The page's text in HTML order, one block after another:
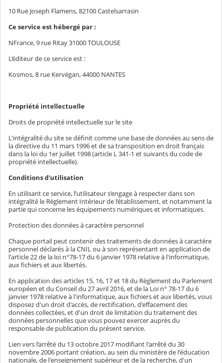
10 Rue Joseph Flamens, 82100 Castelsarrasin
Ce service est hébergé par :
NFrance, 9 rue Ritay 31000 TOULOUSE
L’éditeur de ce service est :
Kosmos, 8 rue Kervégan, 44000 NANTES
Propriété intellectuelle
Droits de propriété intellectuelle sur le site
L'intégralité du site se définit comme une base de données au sens de
la directive du 11 mars 1996 et de sa transposition en droit français
dans la loi du 1er juillet 1998 (article L 341-1 et suivants du code de
propriété intellectuelle).
Conditions d'utilisation
En utilisant ce service, l’utilisateur s’engage à respecter dans son
intégralité le Règlement Intérieur de l’établissement, et notamment la
partie qui concerne les équipements numériques et informatiques.
Protection des données à caractère personnel
Chaque portail peut contenir des traitements de données à caractère
personnel déclarés à la CNIL ou à son représentant en application de
l'article 22 de la loi n°78-17 du 6 janvier 1978 relative à l'informatique,
aux fichiers et aux libertés.
En application des articles 15, 16, 17 et 18 du Règlement du Parlement
européen et du Conseil du 27 avril 2016, et de la Loi n° 78-17 du 6
janvier 1978 relative à l'informatique, aux fichiers et aux libertés, vous
disposez d'un droit d'accès, de rectification, d'effacement des
données collectées, et d'un droit de limitation du traitement des
données personnelles que vous pouvez exercer auprès du
responsable de publication du présent service.
Lien vers l’arrêté du 13 octobre 2017 modifiant l'arrêté du 30
novembre 2006 portant création, au sein du ministère de l'éducation
nationale, de l'enseignement supérieur et de la recherche, d'un